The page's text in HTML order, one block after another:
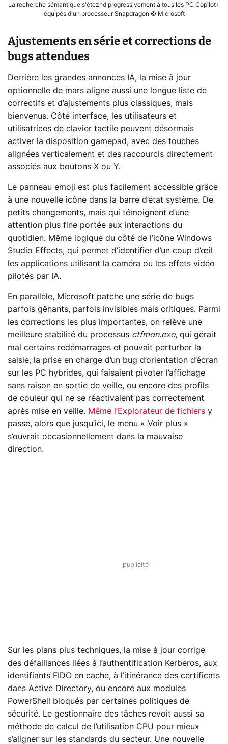
La recherche sémantique s'éteznd progressivement à tous les PC Copilot+
équipés d'un processeur Snapdragon © Microsoft
Ajustements en série et corrections de
bugs attendues
Derrière les grandes annonces IA, la mise à jour
optionnelle de mars aligne aussi une longue liste de
correctifs et d’ajustements plus classiques, mais
bienvenus. Côté interface, les utilisateurs et
utilisatrices de clavier tactile peuvent désormais
activer la disposition gamepad, avec des touches
alignées verticalement et des raccourcis directement
associés aux boutons X ou Y.
Le panneau emoji est plus facilement accessible grâce
à une nouvelle icône dans la barre d’état système. De
petits changements, mais qui témoignent d’une
attention plus fine portée aux interactions du
quotidien. Même logique du côté de l’icône Windows
Studio Effects, qui permet d’identifier d’un coup d’œil
les applications utilisant la caméra ou les effets vidéo
pilotés par IA.
En parallèle, Microsoft patche une série de bugs
parfois gênants, parfois invisibles mais critiques. Parmi
les corrections les plus importantes, on relève une
meilleure stabilité du processus ctfmon.exe, qui gérait
mal certains redémarrages et pouvait perturber la
saisie, la prise en charge d’un bug d’orientation d’écran
sur les PC hybrides, qui faisaient pivoter l’affichage
sans raison en sortie de veille, ou encore des profils
de couleur qui ne se réactivaient pas correctement
après mise en veille. Même l’Explorateur de fichiers y
passe, alors que jusqu’ici, le menu « Voir plus »
s’ouvrait occasionnellement dans la mauvaise
direction.
Sur les plans plus techniques, la mise à jour corrige
des défaillances liées à l’authentification Kerberos, aux
identifiants FIDO en cache, à l’itinérance des certificats
dans Active Directory, ou encore aux modules
PowerShell bloqués par certaines politiques de
sécurité. Le gestionnaire des tâches revoit aussi sa
méthode de calcul de l’utilisation CPU pour mieux
s’aligner sur les standards du secteur. Une nouvelle